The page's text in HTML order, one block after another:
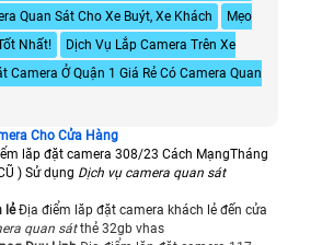
Quan Sát Cho Xe Buýt, Xe Khách
Mẹo
Nhất!
Dịch Vụ Lắp Camera Trên Xe
Camera Ở Quận 1 Giá Rẻ Có Camera Quan
Cho Cửa Hàng
lăp đặt camera 308/23 Cách MạngTháng
) Sử dụng Dịch vụ camera quan sát
lẻĐịa điểm lăp đặt camera khách lẻ đến cửa
quan sátthẻ 32gb vhas